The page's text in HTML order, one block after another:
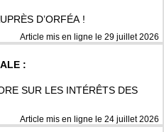
D’ORFÉA !
Article mis en ligne le 29 juillet 2026
:
SUR LES INTÉRÊTS DES
Article mis en ligne le 24 juillet 2026